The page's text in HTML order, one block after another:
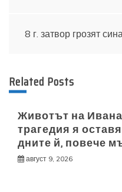
8 г. затвор грозят
Related Posts
Животът на
трагедия я
дните й, повече
август 9, 2026